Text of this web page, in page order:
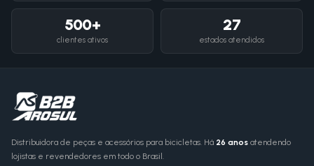
500+
clientes ativos
27
estados atendidos
Distribuidora de peças e acessórios para bicicletas. Há 26 anos atendendo
lojistas e revendedores em todo o Brasil.